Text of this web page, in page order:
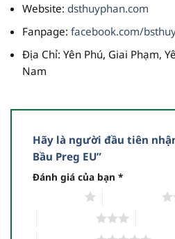
Website: dsthuyphan.com
Fanpage: facebook.com/
Địa Chỉ: Yên Phú, Giai Phạm,
Nam
Hãy là người đầu tiên
Bầu Preg EU”
Đánh giá của bạn *